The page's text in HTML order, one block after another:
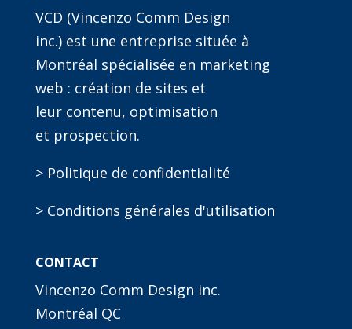
VCD (Vincenzo Comm Design
inc.) est une entreprise située à
Montréal spécialisée en marketing
web : création de sites et
leur contenu, optimisation
et prospection.
> Politique de confidentialité
> Conditions générales d'utilisation
CONTACT
Vincenzo Comm Design inc.
Montréal QC